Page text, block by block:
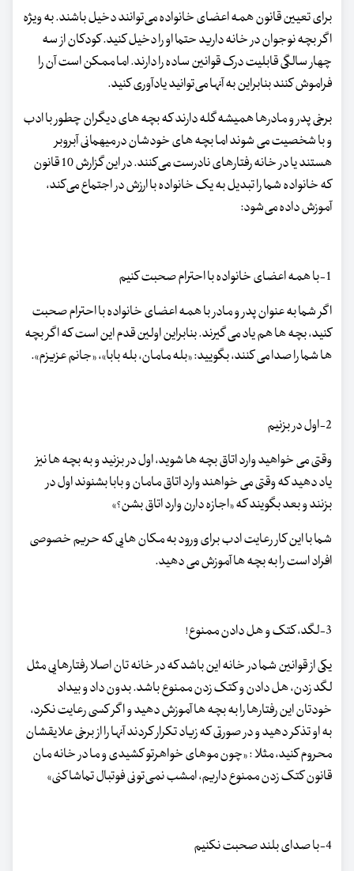
برای تعیین قانون همه اعضای خانواده می‌توانند دخیل باشند. به ویژه
اگر بچه نوجوان در خانه دارید حتما او را دخیل کنید. کودکان از سه
چهار سالگی قابلیت درک قوانین ساده را دارند. اما ممکن است آن را
فراموش کنند بنابراین به آنها می‌توانید یادآوری کنید.
برخی پدر و مادرها همیشه گله دارند که بچه های دیگران چطور با ادب
و با شخصیت می شوند اما بچه های خودشان در میهمانی آبروبر
هستند یا در خانه رفتارهای نادرست می‌کنند. در این گزارش 10 قانون
که خانواده شما را تبدیل به یک خانواده با ارزش در اجتماع می‌کند،
آموزش داده می‌شود:
1-با همه اعضای خانواده با احترام صحبت کنیم
اگر شما به عنوان پدر و مادر با همه اعضای خانواده با احترام صحبت
کنید، بچه ها هم یاد می گیرند. بنابراین اولین قدم این است که اگر بچه
ها شما را صدا می کنند، بگویید: «بله مامان، بله بابا»، «جانم عزیزم».
2-اول در بزنیم
وقتی می خواهید وارد اتاق بچه ها شوید، اول در بزنید و به بچه ها نیز
یاد دهید که وقتی می خواهند وارد اتاق مامان و بابا بشنوند اول در
بزنند و بعد بگویند که «اجازه دارن وارد اتاق بشن؟»
شما با این کار رعایت ادب برای ورود به مکان هایی که حریم خصوصی
افراد است را به بچه ها آموزش می دهید.
3-لگد، کتک و هل دادن ممنوع!
یکی از قوانین شما در خانه این باشد که در خانه تان اصلا رفتارهایی مثل
لگد زدن، هل دادن و کتک زدن ممنوع باشد. بدون داد و بیداد
خودتان این رفتارها را به بچه ها آموزش دهید و اگر کسی رعایت نکرد،
به او تذکر دهید و در صورتی که زیاد تکرار کردند آنها را از برخی علایقشان
محروم کنید، مثلا : «چون موهای خواهرتو کشیدی و ما در خانه مان
قانون کتک زدن ممنوع داریم، امشب نمی‌تونی فوتبال تماشا کنی»
4-با صدای بلند صحبت نکنیم